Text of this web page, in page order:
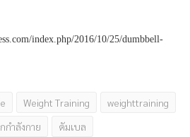
index.php/2016/10/25/dumbbell-
Weight Training
weighttraining
กำลังกาย
ดัมเบล